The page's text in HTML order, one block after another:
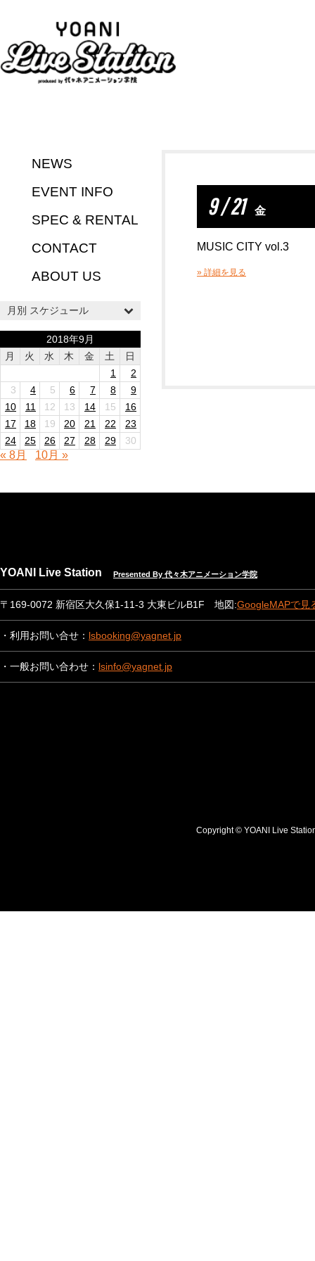
NEWS
EVENT INFO
SPEC & RENTAL
CONTACT
ABOUT US
月別 スケジュール
2018年9月
月
火 水 木 金 土
日
1
2
3
4 5 6 7 8
9
10
11 12 13 14 15
16
17
18 19 20 21 22
23
24
25 26 27 28 29 30
« 8月 10月 »
9 / 21 金
MUSIC CITY vol.3
» 詳細を見る
YOANI Live Station Presented By 代々木アニメーション学院
〒169-0072 新宿区大久保1-11-3 大東ビルB1F 地図:GoogleMAPで見
・利用お問い合せ： lsbooking@yagnet.jp
・一般お問い合わせ： lsinfo@yagnet.jp
Copyright © YOANI Live